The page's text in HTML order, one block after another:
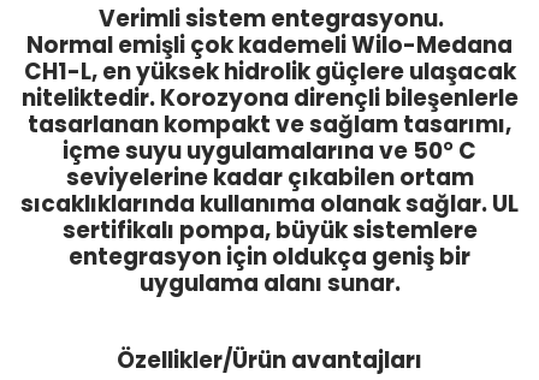
Verimli sistem entegrasyonu.
Normal emişli çok kademeli Wilo-Medana
CH1-L, en yüksek hidrolik güçlere ulaşacak
niteliktedir. Korozyona dirençli bileşenlerle
tasarlanan kompakt ve sağlam tasarımı,
içme suyu uygulamalarına ve 50° C
seviyelerine kadar çıkabilen ortam
sıcaklıklarında kullanıma olanak sağlar. UL
sertifikalı pompa, büyük sistemlere
entegrasyon için oldukça geniş bir
uygulama alanı sunar.
Özellikler/Ürün avantajları